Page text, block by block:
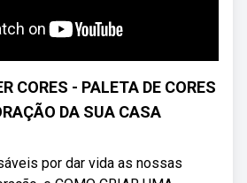
CORES - PALETA DE CORES
DA SUA CASA
por dar vida as nossas